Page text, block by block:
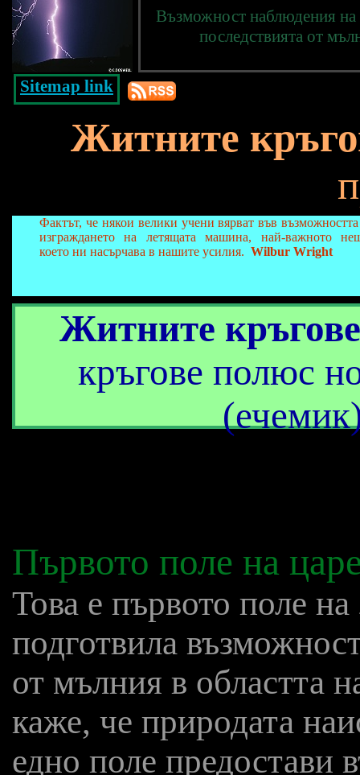
Възможност наблюдения на
последствията от
Sitemap link
Житните
Фактът, че някои велики учени вярват във възможността
изграждането на летящата машина, най-важното
което ни насърчава в нашите усилия. Wilbur Wright
Житните кръгове
кръгове полюс
Първото поле на
Това е първото поле
подготвила
от мълния в областта
каже, че природата
едно поле предостави